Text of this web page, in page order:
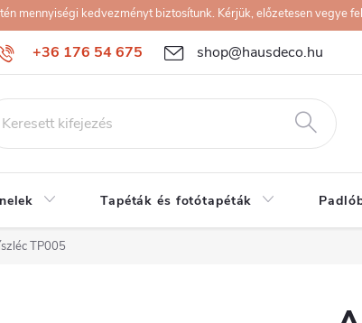
mennyiségi kedvezményt biztosítunk. Kérjük, előzetesen vegye
+36 176 54 675 shop@hausdeco.hu
Tapéták és fotótapéták
TP005